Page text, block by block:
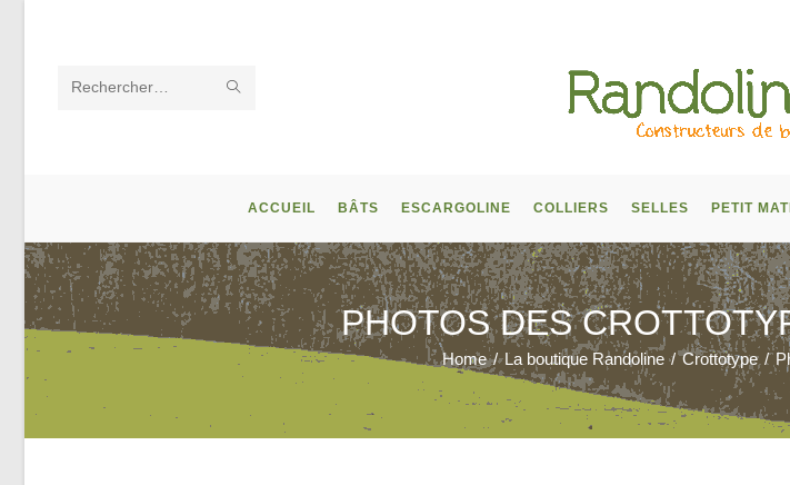
Rechercher
ACCUEIL BÂTS ESCARGOLINE COLLIERS SELLES PETIT
PHOTOS DES
Home / La boutique Randoline / Crottotype /